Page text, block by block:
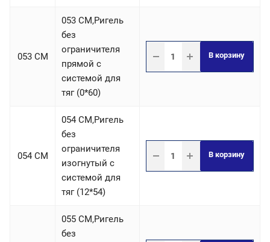
053 СM
053 СM,Ригель
без
ограничителя
прямой с
системой для
тяг (0*60)
В корзину
054 СM
054 СM,Ригель
без
ограничителя
изогнутый с
системой для
тяг (12*54)
В корзину
055 СM,Ригель
без